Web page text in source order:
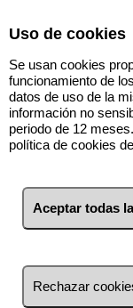
1 Inmuebles
más reciente
Uso de cookies
Se usan cookies
funcionamiento de
datos de uso de la
información no
periodo de 12
política de cookies
Aceptar todas
Rechazar